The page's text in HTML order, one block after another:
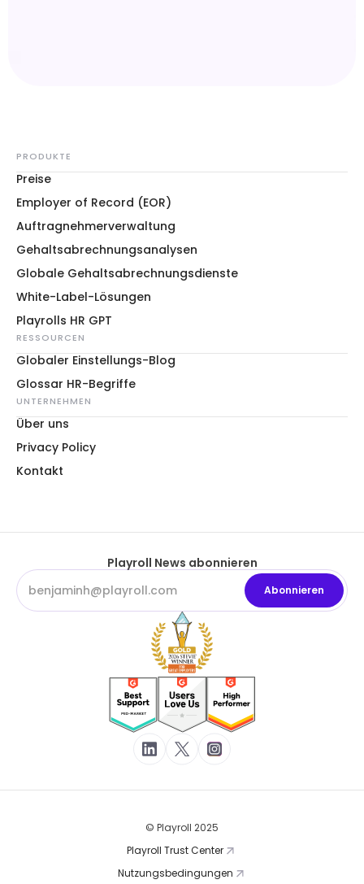
PRODUKTE
Preise
Employer of Record (EOR)
Auftragnehmerverwaltung
Gehaltsabrechnungsanalysen
Globale Gehaltsabrechnungsdienste
White-Label-Lösungen
Playrolls HR GPT
RESSOURCEN
Globaler Einstellungs-Blog
Glossar HR-Begriffe
UNTERNEHMEN
Über uns
Privacy Policy
Kontakt
Playroll News abonnieren
© Playroll 2025
Playroll Trust Center
Nutzungsbedingungen